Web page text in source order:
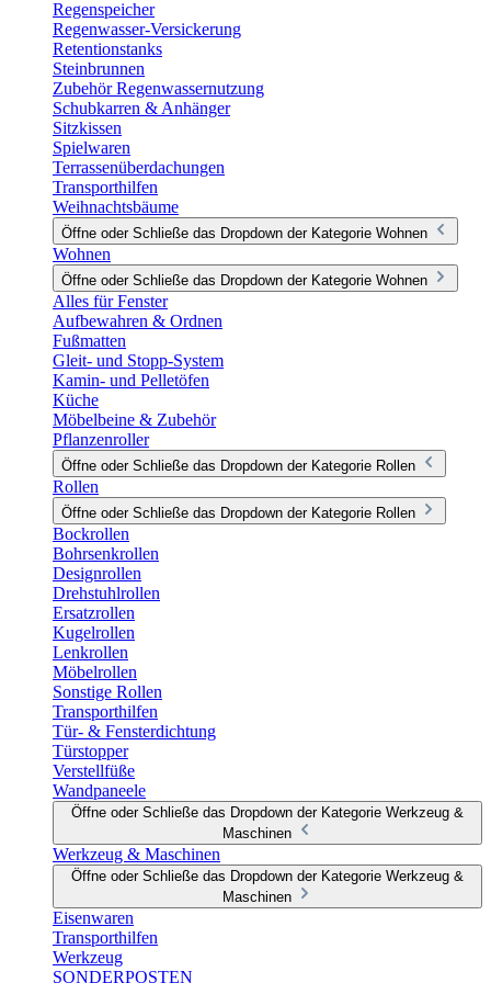
Regenspeicher
Regenwasser-Versickerung
Retentionstanks
Steinbrunnen
Zubehör Regenwassernutzung
Schubkarren & Anhänger
Sitzkissen
Spielwaren
Terrassenüberdachungen
Transporthilfen
Weihnachtsbäume
Öffne oder Schließe das Dropdown der Kategorie Wohnen
Wohnen
Öffne oder Schließe das Dropdown der Kategorie Wohnen
Alles für Fenster
Aufbewahren & Ordnen
Fußmatten
Gleit- und Stopp-System
Kamin- und Pelletöfen
Küche
Möbelbeine & Zubehör
Pflanzenroller
Öffne oder Schließe das Dropdown der Kategorie Rollen
Rollen
Öffne oder Schließe das Dropdown der Kategorie Rollen
Bockrollen
Bohrsenkrollen
Designrollen
Drehstuhlrollen
Ersatzrollen
Kugelrollen
Lenkrollen
Möbelrollen
Sonstige Rollen
Transporthilfen
Tür- & Fensterdichtung
Türstopper
Verstellfüße
Wandpaneele
Öffne oder Schließe das Dropdown der Kategorie Werkzeug &
Maschinen
Werkzeug & Maschinen
Öffne oder Schließe das Dropdown der Kategorie Werkzeug &
Maschinen
Eisenwaren
Transporthilfen
Werkzeug
SONDERPOSTEN